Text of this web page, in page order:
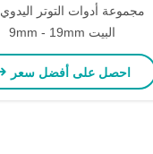
مجموعة أدوات التوتر
البيت 9mm - 19mm
احصل على أفضل سعر